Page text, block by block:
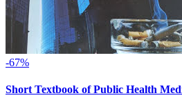
-67%
Short Textbook of Public Health